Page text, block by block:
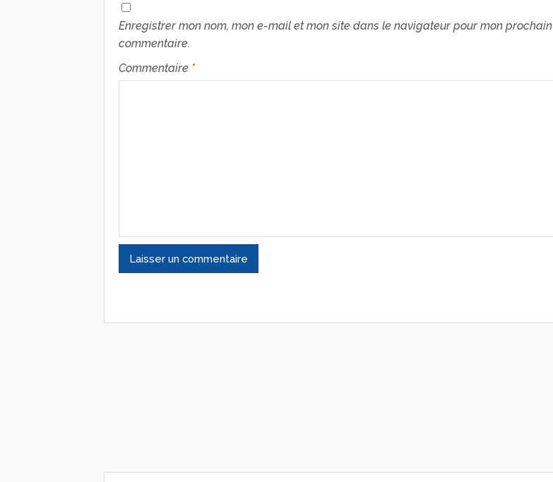
Enregistrer mon nom, mon e-mail et mon site dans le navigateur pour mon prochain
commentaire.
Commentaire *